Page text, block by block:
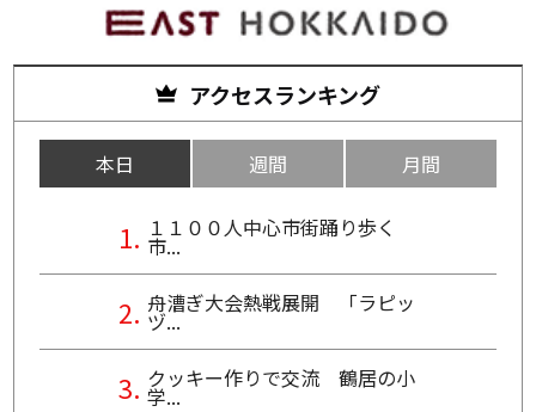
アクセスランキング
本日 週間 月間
１１００人中心市街踊り歩く
市...
舟漕ぎ大会熱戦展開 「ラピッ
ヅ...
クッキー作りで交流 鶴居の小
学...